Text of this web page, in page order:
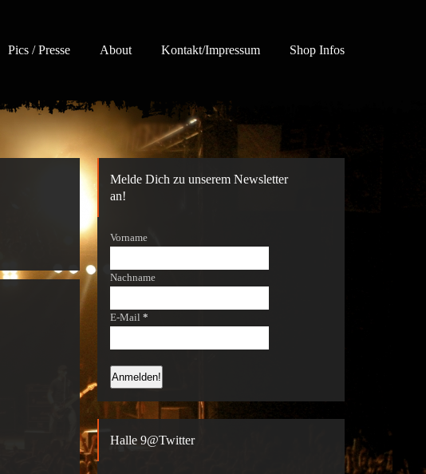
Pics / Presse About Kontakt/Impressum Shop Infos
Melde Dich zu unserem Newsletter
an!
Vorname
Nachname
E-Mail *
Halle 9@Twitter